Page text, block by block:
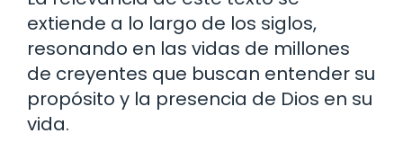
extiende a lo largo de los siglos,
resonando en las vidas de millones
de creyentes que buscan entender su
propósito y la presencia de Dios en su
vida.